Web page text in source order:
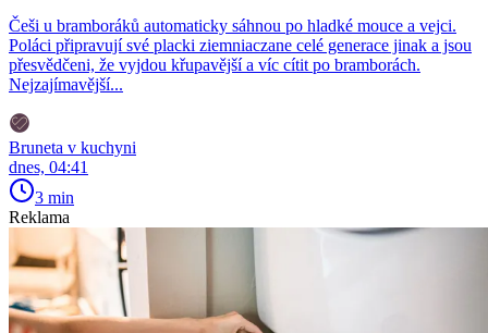
Češi u bramboráků automaticky sáhnou po hladké mouce a vejci.
Poláci připravují své placki ziemniaczane celé generace jinak a jsou
přesvědčeni, že vyjdou křupavější a víc cítit po bramborách.
Nejzajímavější...
Bruneta v kuchyni
dnes, 04:41
3 min
Reklama